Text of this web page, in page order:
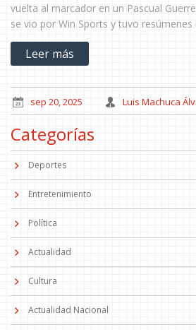
vuelta al marcador en un Pascual
se vio por Win Sports y tuvo
digitales.
Leer más
sep 20, 2025 Luis Machuca
Categorías
Deportes
Entretenimiento
Política
Actualidad
Cultura
Actualidad Nacional